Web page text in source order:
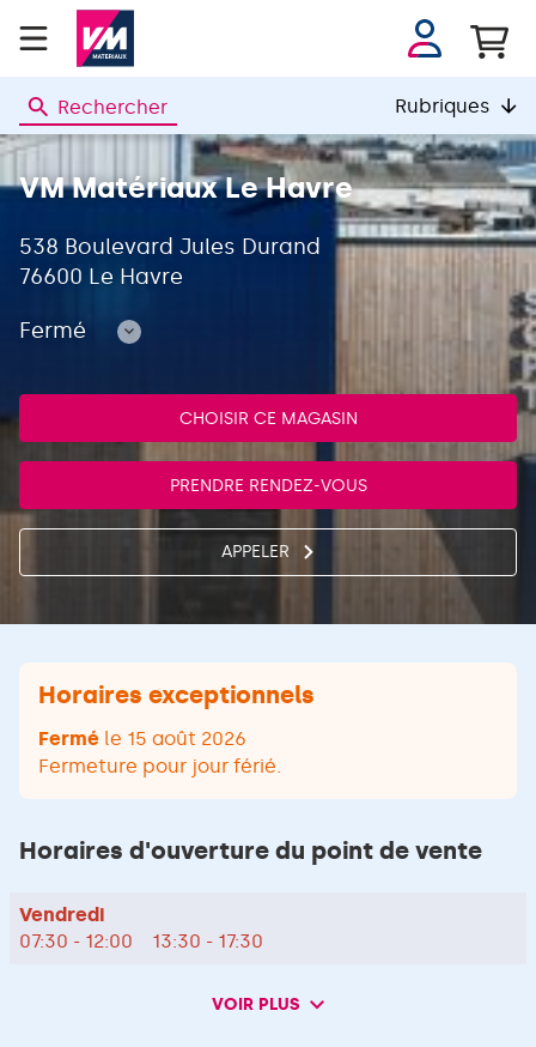
Se
connecter
Rechercher
Rubriques
VM
MATERIAUX
VM Matériaux Le Havre
538 Boulevard Jules Durand
76600 Le Havre
Fermé
horairesCHOISIR CE MAGASIN
PRENDRE RENDEZ-VOUS
APPELERAFFICHER
LE
DE
POINT
DE
MATÉRIAUX
Horaires exceptionnels
Fermé le 15 août 2026
Fermeture pour jour férié.
Horaires d'ouverture du point de vente
Horaires
d'ouverture
Vendredi
07:30 - 12:00 13:30 - 17:30
VOIR PLUS
et